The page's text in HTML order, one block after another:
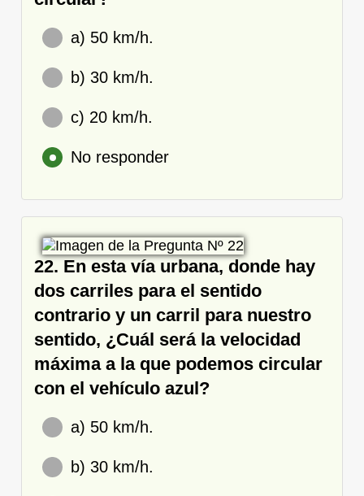
a) 50 km/h.
b) 30 km/h.
c) 20 km/h.
No responder
22. En esta vía urbana, donde hay
dos carriles para el sentido
contrario y un carril para nuestro
sentido, ¿Cuál será la velocidad
máxima a la que podemos circular
con el vehículo azul?
a) 50 km/h.
b) 30 km/h.